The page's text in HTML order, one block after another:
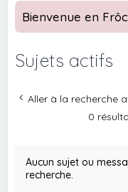
Bienvenue en
Sujets actifs
Aller à la recherche
0
Aucun sujet ou
recherche.